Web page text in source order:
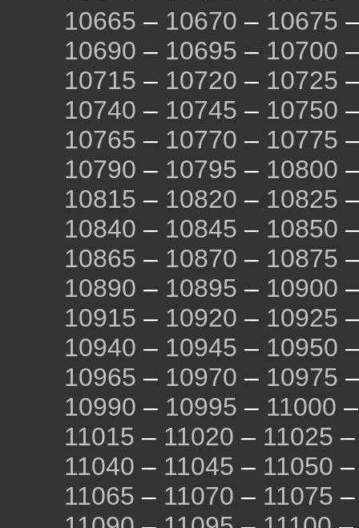
10665 – 10670 – 10675
10690 – 10695 – 10700
10715 – 10720 – 10725
10740 – 10745 – 10750
10765 – 10770 – 10775
10790 – 10795 – 10800
10815 – 10820 – 10825
10840 – 10845 – 10850
10865 – 10870 – 10875
10890 – 10895 – 10900
10915 – 10920 – 10925
10940 – 10945 – 10950
10965 – 10970 – 10975
10990 – 10995 – 11000
11015 – 11020 – 11025
11040 – 11045 – 11050
11065 – 11070 – 11075